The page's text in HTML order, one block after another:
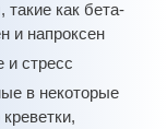
как бета-
и напроксен
и стресс
в некоторые